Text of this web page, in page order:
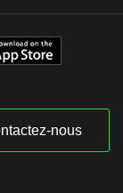
nous